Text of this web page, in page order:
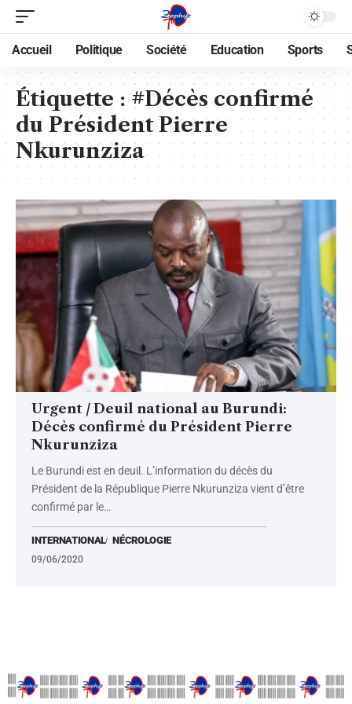
Accueil Politique Société Education Sports
Étiquette : #Décès confirmé
du Président Pierre
Nkurunziza
Urgent / Deuil national au Burundi:
Décès confirmé du Président Pierre
Nkurunziza
Le Burundi est en deuil. L’information du décès du
Président de la République Pierre Nkurunziza vient d’être
confirmé par le…
INTERNATIONAL NÉCROLOGIE
09/06/2020